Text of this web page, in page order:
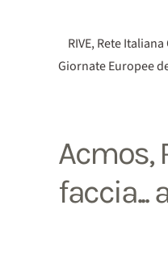
RIVE, Rete
Giornate Europee
Acmos,
faccia...